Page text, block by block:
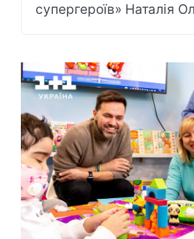
супергероїв» Наталія